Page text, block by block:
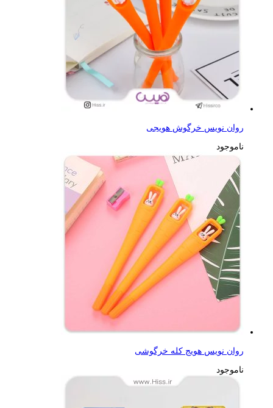
روان نویس خرگوش هویجی
ناموجود
روان نویس هویج کله خرگوشی
ناموجود